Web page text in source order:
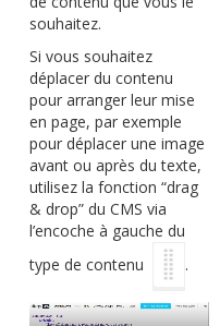
souhaitez.
Si vous souhaitez
déplacer du contenu
pour arranger leur mise
en page, par exemple
pour déplacer une image
avant ou après du texte,
utilisez la fonction “drag
& drop” du CMS via
l’encoche à gauche du
type de contenu
.